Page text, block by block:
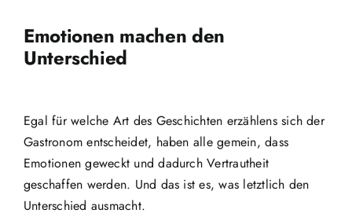
Emotionen machen den
Unterschied
Egal für welche Art des Geschichten erzählens sich der
Gastronom entscheidet, haben alle gemein, dass
Emotionen geweckt und dadurch Vertrautheit
geschaffen werden. Und das ist es, was letztlich den
Unterschied ausmacht.